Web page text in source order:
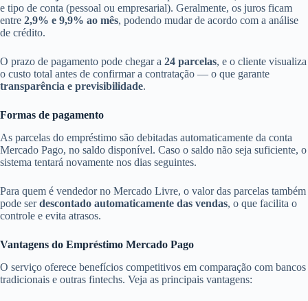
e tipo de conta (pessoal ou empresarial). Geralmente, os juros ficam
entre 2,9% e 9,9% ao mês, podendo mudar de acordo com a análise
de crédito.
O prazo de pagamento pode chegar a 24 parcelas, e o cliente visualiza
o custo total antes de confirmar a contratação — o que garante
transparência e previsibilidade.
Formas de pagamento
As parcelas do empréstimo são debitadas automaticamente da conta
Mercado Pago, no saldo disponível. Caso o saldo não seja suficiente, o
sistema tentará novamente nos dias seguintes.
Para quem é vendedor no Mercado Livre, o valor das parcelas também
pode serdescontado automaticamente das vendas, o que facilita o
controle e evita atrasos.
Vantagens do Empréstimo Mercado Pago
O serviço oferece benefícios competitivos em comparação com bancos
tradicionais e outras fintechs. Veja as principais vantagens: